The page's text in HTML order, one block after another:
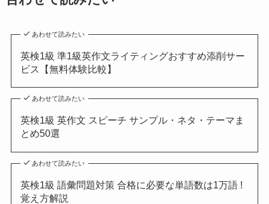
あわせて読みたい
英検1級 準1級英作文ライティングおすすめ添削サー
ビス【無料体験比較】
あわせて読みたい
英検1級 英作文 スピーチ サンプル・ネタ・テーマま
とめ50選
あわせて読みたい
英検1級 語彙問題対策 合格に必要な単語数は1万語 !
覚え方解説